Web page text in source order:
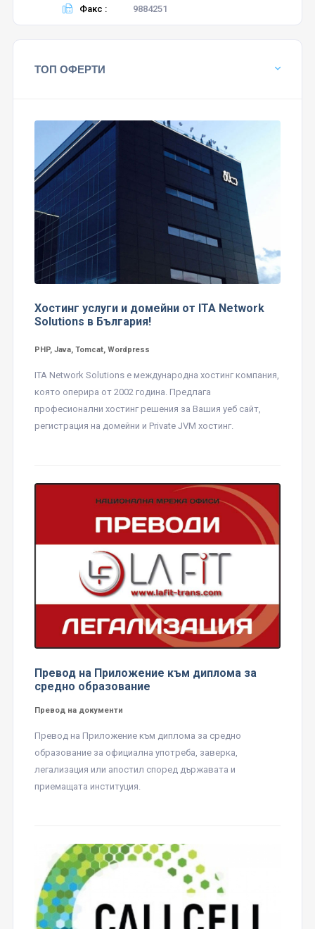
Факс : 9884251
ТОП ОФЕРТИ
Хостинг услуги и домейни от ITA Network
Solutions в България!
PHP, Java, Tomcat, Wordpress
ITA Network Solutions е международна хостинг компания,
която оперира от 2002 година. Предлага
професионални хостинг решения за Вашия уеб сайт,
регистрация на домейни и Private JVM хостинг.
Превод на Приложение към диплома за
средно образование
Превод на документи
Превод на Приложение към диплома за средно
образование за официална употреба, заверка,
легализация или апостил според държавата и
приемащата институция.